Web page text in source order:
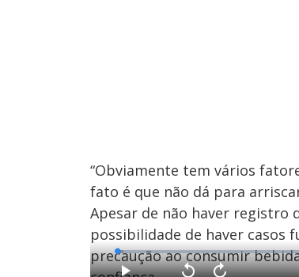
“Obviamente tem vários
fato é que não dá para
Apesar de não haver registro
possibilidade de haver casos
precaução ao consumir
L
o
a